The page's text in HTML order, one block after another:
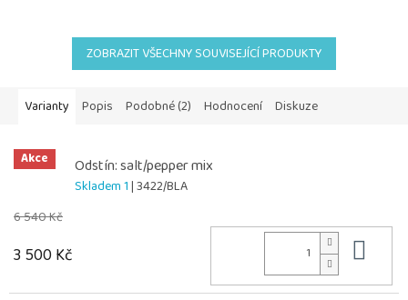
ZOBRAZIT VŠECHNY SOUVISEJÍCÍ PRODUKTY
Varianty Popis Podobné (2) Hodnocení Diskuze
Akce Odstín: salt/pepper mix
Skladem 1| 3422/BLA
6 540 Kč
3 500 Kč